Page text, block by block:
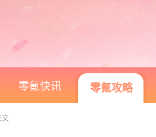
零氪快讯 零氪攻略
文